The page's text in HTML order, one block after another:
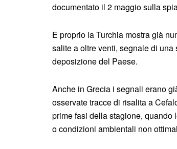
documentato il 2 maggio sulla
E proprio la Turchia mostra già
salite a oltre venti, segnale di
deposizione del Paese.
Anche in Grecia i segnali erano
osservate tracce di risalita a
prime fasi della stagione, quando
o condizioni ambientali non